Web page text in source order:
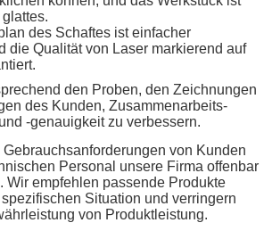
des Schaftes ist einfacher
die Qualität von Laser markierend auf
den Proben, den Zeichnungen
des Kunden, Zusammenarbeits-
-genauigkeit zu verbessern.
von Kunden
Personal unsere Firma offenbar
Wir empfehlen passende Produkte
Situation und verringern
von Produktleistung.